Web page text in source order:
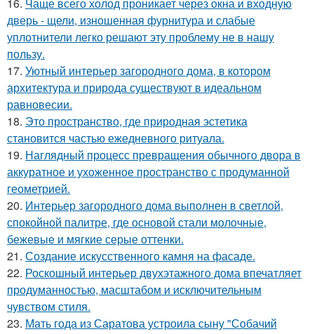
16. Чаще всего холод проникает через окна и входную
дверь - щели, изношенная фурнитура и слабые
уплотнители легко решают эту проблему не в нашу
пользу.
17. Уютный интерьер загородного дома, в котором
архитектура и природа существуют в идеальном
равновесии.
18. Это пространство, где природная эстетика
становится частью ежедневного ритуала.
19. Наглядный процесс превращения обычного двора в
аккуратное и ухоженное пространство с продуманной
геометрией.
20. Интерьер загородного дома выполнен в светлой,
спокойной палитре, где основой стали молочные,
бежевые и мягкие серые оттенки.
21. Создание искусственного камня на фасаде.
22. Роскошный интерьер двухэтажного дома впечатляет
продуманностью, масштабом и исключительным
чувством стиля.
23. Мать года из Саратова устроила сыну "Собачий